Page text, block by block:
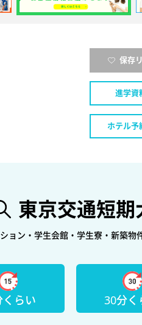
保存
進学資
ホテル予
東京交通短期
ョン・学生会館・学生寮・新築物
くらい 30分く